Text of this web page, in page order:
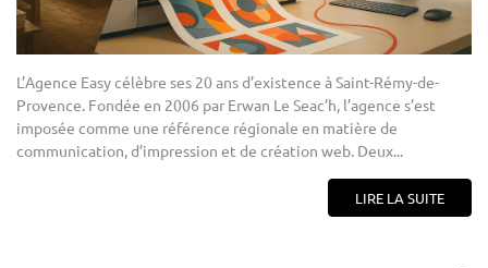
L’Agence Easy célèbre ses 20 ans d’existence à Saint-Rémy-de-
Provence. Fondée en 2006 par Erwan Le Seac’h, l’agence s’est
imposée comme une référence régionale en matière de
communication, d’impression et de création web. Deux...
LIRE LA SUITE